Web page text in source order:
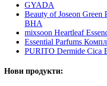
GYADA
Beauty of Joseon
BHA
mixsoon Heartleaf
Essential Parfums
PURITO Dermide Cica
Нови продукти: